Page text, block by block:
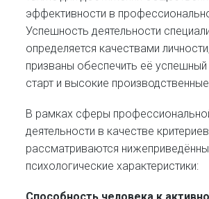
эффективности в
Успешность деятельности
определяется качествами
призваны обеспечить её
старт и высокие
В рамках сферы
деятельности в качестве
рассматриваются
психологические характеристики: